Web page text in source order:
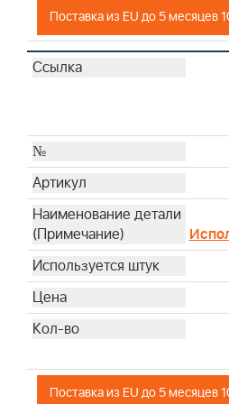
Поставка из EU до 5 месяцев
Поставка из EU до 5 месяцев